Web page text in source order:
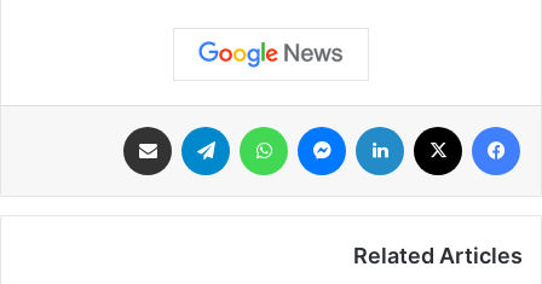
فيسبوك لينكدإن ماسنجر واتساب تيلقرام
Related Articles